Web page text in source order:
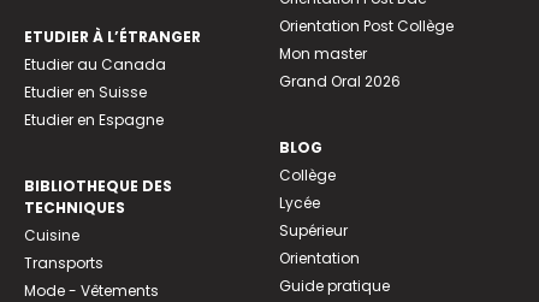
ETUDIER À L’ÉTRANGER
Etudier au Canada
Etudier en Suisse
Etudier en Espagne
BIBLIOTHEQUE DES
TECHNIQUES
Cuisine
Transports
Mode - Vêtements
Orientation Post Collège
Mon master
Grand Oral 2026
BLOG
Collège
Lycée
Supérieur
Orientation
Guide pratique